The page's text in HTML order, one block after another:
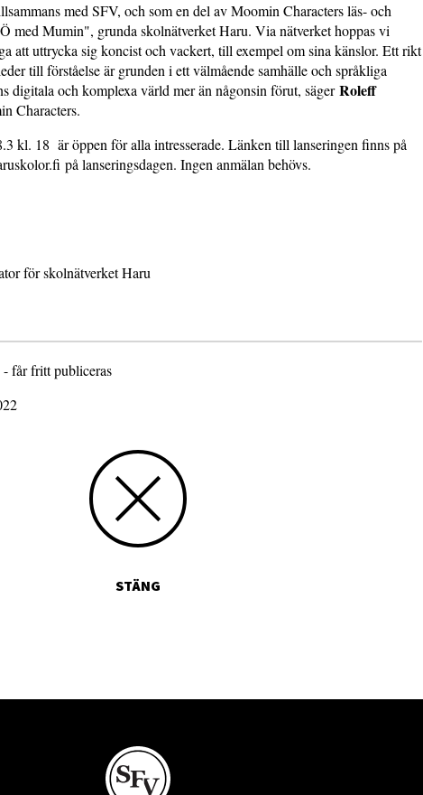
med SFV, och som en del av Moomin Characters läs- och
med Mumin", grunda skolnätverket Haru. Via nätverket hoppas vi
att uttrycka sig koncist och vackert, till exempel om sina känslor. Ett rikt
till förståelse är grunden i ett välmående samhälle och språkliga
digitala och komplexa värld mer än någonsin förut, sägerRoleff
Characters.
kl. 18 är öppen för alla intresserade. Länken till lanseringen finns på
på lanseringsdagen. Ingen anmälan behövs.
för skolnätverket Haru
får fritt publiceras
STÄNG